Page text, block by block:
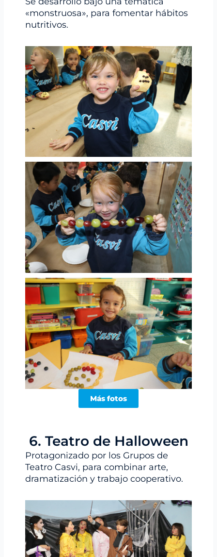
«monstruosa», para fomentar hábitos
nutritivos.
Más fotos
6. Teatro de Halloween
Protagonizado por los Grupos de
Teatro Casvi, para combinar arte,
dramatización y trabajo cooperativo.